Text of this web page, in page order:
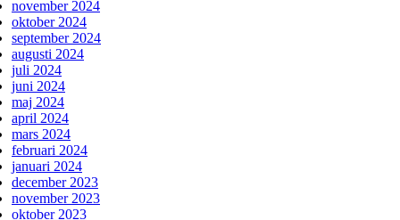
november 2024
oktober 2024
september 2024
augusti 2024
juli 2024
juni 2024
maj 2024
april 2024
mars 2024
februari 2024
januari 2024
december 2023
november 2023
oktober 2023